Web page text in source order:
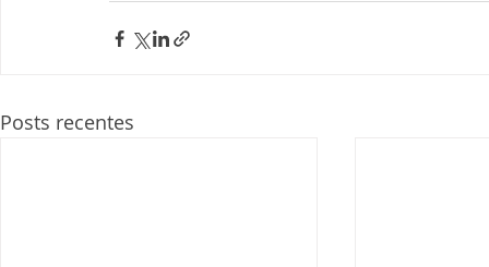
Posts recentes